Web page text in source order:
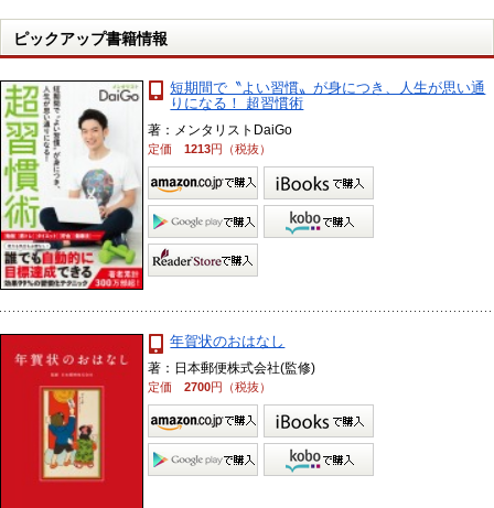
ピックアップ書籍情報
短期間で〝よい習慣〟が身につき、人生が思い通
りになる！ 超習慣術
著：メンタリストDaiGo
定価1213円（税抜）
年賀状のおはなし
著：日本郵便株式会社(監修)
定価2700円（税抜）